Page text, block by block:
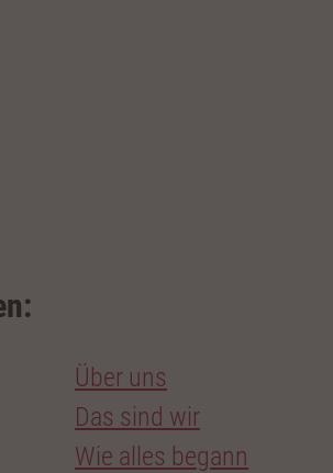
Über uns
Das sind wir
Wie alles begann